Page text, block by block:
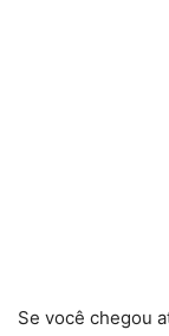
Se você chegou